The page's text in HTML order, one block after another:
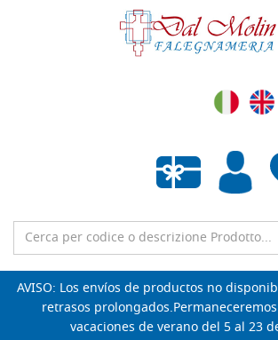
Lista de deseos
AVISO: Los envíos de productos no
retrasos
vacaciones de verano del 5 al 23